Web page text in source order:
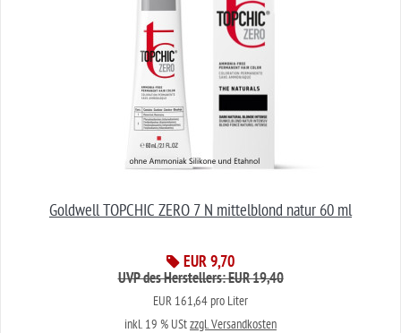
Goldwell TOPCHIC ZERO 7 N mittelblond natur 60 ml
EUR 9,70
UVP des Herstellers: EUR 19,40
EUR 161,64 pro Liter
inkl. 19 % UStzzgl. Versandkosten